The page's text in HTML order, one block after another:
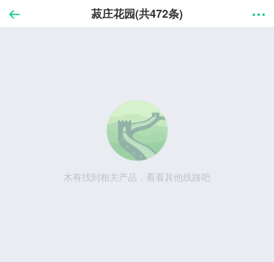
菽庄花园(共472条)
木有找到相关产品，看看其他线路吧